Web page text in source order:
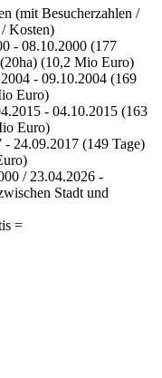
(mit Besucherzahlen /
Kosten)
- 08.10.2000 (177
(10,2 Mio Euro)
- 09.10.2004 (169
Euro)
- 04.10.2015 (163
Euro)
24.09.2017 (149 Tage)
/ 23.04.2026 -
Stadt und
=